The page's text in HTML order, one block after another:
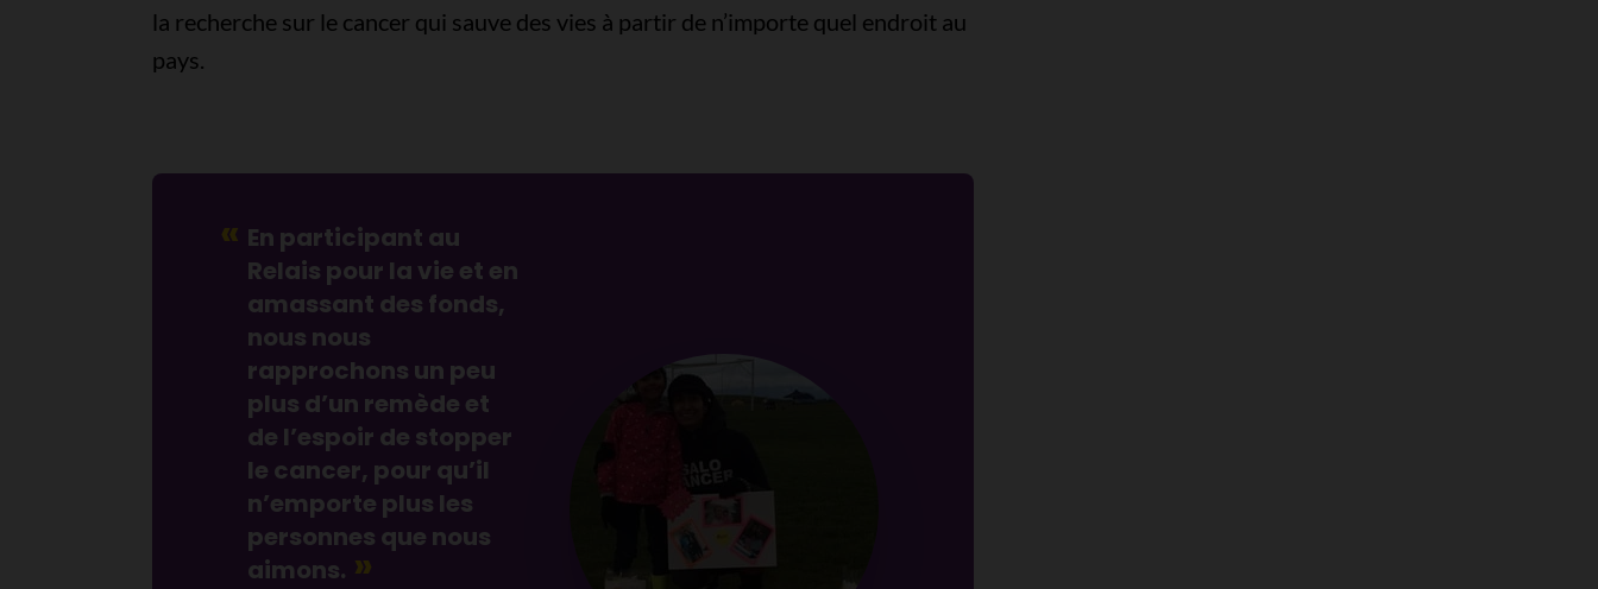
la recherche sur le cancer qui sauve des vies à partir de n’importe quel endroit au
pays.
En participant au
Relais pour la vie et en
amassant des fonds,
nous nous
rapprochons un peu
plus d’un remède et
de l’espoir de stopper
le cancer, pour qu’il
n’emporte plus les
personnes que nous
aimons.